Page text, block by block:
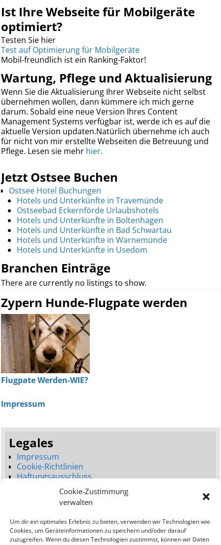
Cookie-Zustimmung
verwalten
Um dir ein optimales Erlebnis zu bieten, verwenden wir Technologien wie
Cookies, um Geräteinformationen zu speichern und/oder darauf
zuzugreifen. Wenn du diesen Technologien zustimmst, können wir Daten
Ist Ihre Webseite für Mobilgeräte
optimiert?
Testen Sie hier
Test auf Optimierung für Mobilgeräte
Mobil-freundlich ist ein Ranking-Faktor!
Wartung, Pflege und Aktualisierung
Wenn Sie die Aktualisierung Ihrer Webseite nicht selbst
übernehmen wollen, dann kümmere ich mich gerne
darum. Sobald eine neue Version Ihres Content
Management Systems verfügbar ist, werde ich es auf die
aktuelle Version updaten.Natürlich übernehme ich auch
für nicht von mir erstellte Webseiten die Betreuung und
Pflege. Lesen sie mehr hier.
Jetzt Ostsee Buchen
Ostsee Hotel Buchungen
Hotels und Unterkünfte in Travemünde
Ostseebad Eckernförde Urlaubshotels
Hotels und Unterkünfte in Boltenhagen
Hotels und Unterkünfte in Bad Schwartau
Hotels und Unterkünfte in Warnemünde
Hotels und Unterkünfte in Usedom
Branchen Einträge
There are currently no listings to show.
Zypern Hunde-Flugpate werden
Flugpate Werden-WIE?
Impressum
Legales
Impressum
Cookie-Richtlinien
Haftungsausschluss
Datenschutzerklärung
Seitenbaum
Neues Webdesign (Launch)
Webdesign Umgestaltung (Relaunch)